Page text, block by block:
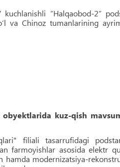
“Halqaobod-2”
va Chinoz tumanlarining
obyektlarida kuz-qish
filiali tasarrufidagi
farmoyishlar asosida elektr
hamda modernizatsiya-